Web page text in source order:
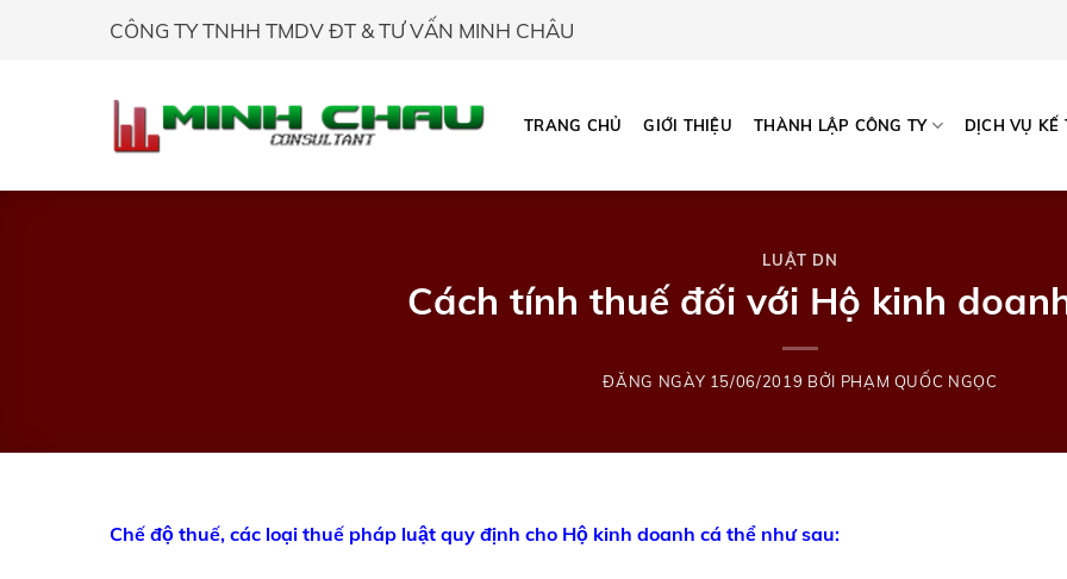
CÔNG TY TNHH TMDV ĐT & TƯ VẤN MINH CHÂU
TRANG CHỦ GIỚI THIỆU THÀNH LẬP CÔNG TY DỊCH VỤ KẾ
LUẬT DN
Cách tính thuế đối với Hộ kinh
ĐĂNG NGÀY 15/06/2019 BỞI PHẠM QUỐC NGỌC
Chế độ thuế, các loại thuế pháp luật quy định cho Hộ kinh doanh cá thể như sau: